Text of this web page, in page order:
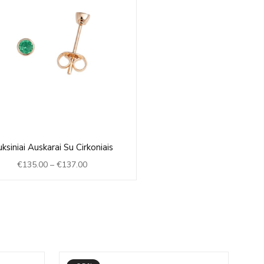
Auskarai Su Cirkoniais
€135.00 – €137.00
range:
€135.00